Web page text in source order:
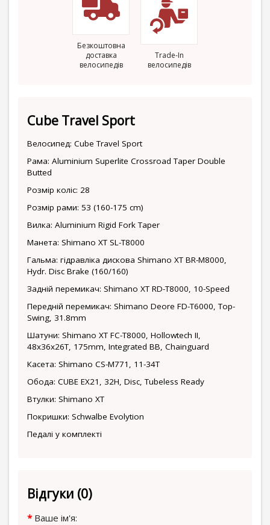
Безкоштовна
доставка
велосипедів
Trade-In
велосипедів
Cube Travel Sport
Велосипед: Cube Travel Sport
Рама: Aluminium Superlite Crossroad Taper Double
Butted
Розмір коліс: 28
Розмір рами: 53 (160-175 cm)
Вилка: Aluminium Rigid Fork Taper
Манета: Shimano XT SL-T8000
Гальма: гідравліка дискова Shimano XT BR-M8000,
Hydr. Disc Brake (160/160)
Задній перемикач: Shimano XT RD-T8000, 10-Speed
Передній перемикач: Shimano Deore FD-T6000, Top-
Swing, 31.8mm
Шатуни: Shimano XT FC-T8000, Hollowtech II,
48x36x26T, 175mm, Integrated BB, Chainguard
Касета: Shimano CS-M771, 11-34T
Обода: CUBE EX21, 32H, Disc, Tubeless Ready
Втулки: Shimano XT
Покришки: Schwalbe Evolytion
Педалі у комплекті
Відгуки (0)
Ваше ім'я: